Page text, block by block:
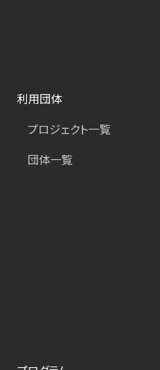
利用団体
プロジェクト一覧
団体一覧